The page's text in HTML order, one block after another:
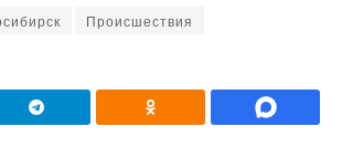
Происшествия